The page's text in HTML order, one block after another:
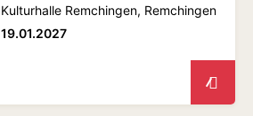
Kulturhalle Remchingen, Remchingen
19.01.2027